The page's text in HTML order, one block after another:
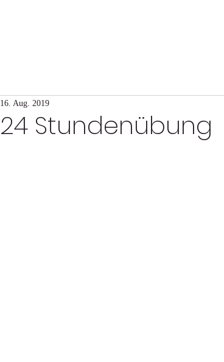
24 Stundenübung
16. Aug. 2019